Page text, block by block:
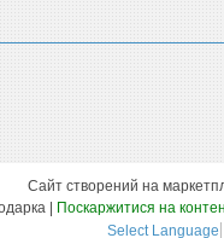
Сайт створений на
Поскаржитися на
Select Language